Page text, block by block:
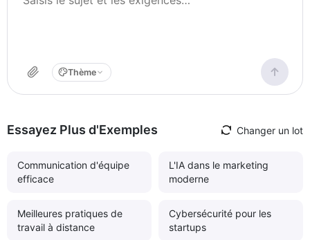
Thème
Essayez Plus d'Exemples Changer un lot
Communication d'équipe
efficace
L'IA dans le marketing
moderne
Meilleures pratiques de
travail à distance
Cybersécurité pour les
startups